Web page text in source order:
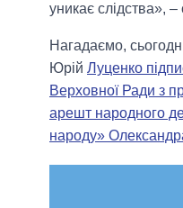
уникає слідства»,
Нагадаємо,
Юрій Луценко
Верховної Ради з
арешт народного
народу»